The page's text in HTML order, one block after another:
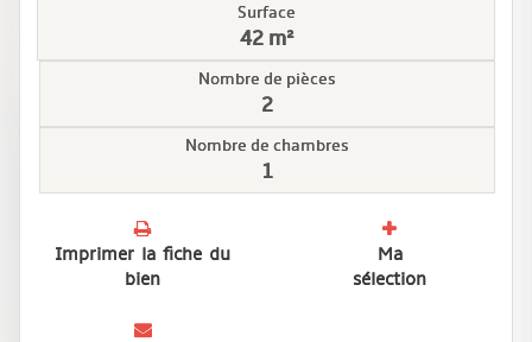
Surface
42 m²
Nombre de pièces
2
Nombre de chambres
1
Imprimer la fiche du
bien
Ma
sélection